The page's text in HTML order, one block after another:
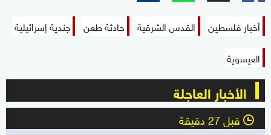
أخبار فلسطين القدس الشرقية حادثة طعن
جندية إسرائيلية
العيسوية
الأخبار العاجلة
l قبل 27 دقيقة